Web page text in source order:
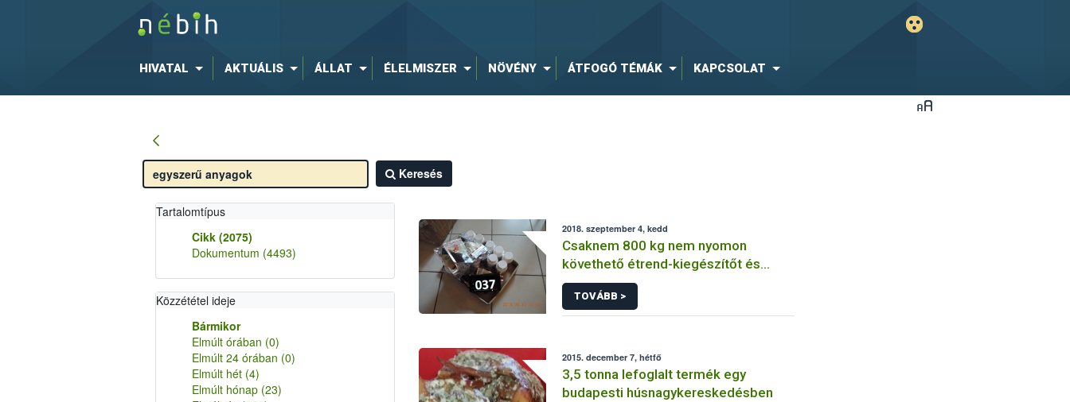
HIVATAL AKTUÁLIS ÁLLAT ÉLELMISZER NÖVÉNY ÁTFOGÓ TÉMÁK KAPCSOLAT
Keresés
Tartalomtípus
Cikk (2075)
Dokumentum (4493)
Közzététel ideje
Bármikor
Elmúlt órában (0)
Elmúlt 24 órában (0)
Elmúlt hét (4)
Elmúlt hónap (23)
2018. szeptember 4, kedd
Csaknem 800 kg nem nyomon
követhető étrend-kiegészítőt és
étrend-kiegészítő alapanyagot vont ki
a forgalomból a Nébih
TOVÁBB >
2015. december 7, hétfő
3,5 tonna lefoglalt termék egy
budapesti húsnagykereskedésben